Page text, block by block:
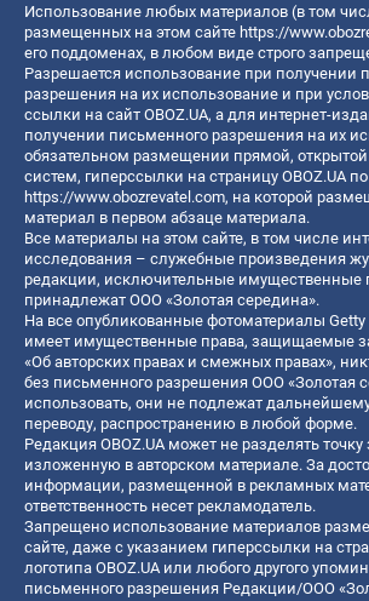
Использование любых материалов (в том
размещенных на этом сайте https://
его поддоменах, в любом виде строго
Разрешается использование при получении
разрешения на их использование и при
ссылки на сайт OBOZ.UA, а для интернет-
получении письменного разрешения на их
обязательном размещении прямой,
систем, гиперссылки на страницу OBOZ.UA
https://www.obozrevatel.com, на которой
материал в первом абзаце материала.
Все материалы на этом сайте, в том числе
исследования – служебные произведения
редакции, исключительные имущественные
принадлежат ООО «Золотая середина».
На все опубликованные фотоматериалы
имеет имущественные права, защищаемые
«Об авторских правах и смежных правах»,
без письменного разрешения ООО «Золотая
использовать, они не подлежат
переводу, распространению в любой форме.
Редакция OBOZ.UA может не разделять точку
изложенную в авторском материале. За
информации, размещенной в рекламных
ответственность несет рекламодатель.
Запрещено использование материалов
сайте, даже с указанием гиперссылки на
логотипа OBOZ.UA или любого другого
письменного разрешения Редакции/ООО